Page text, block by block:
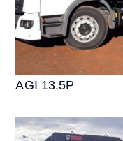
AGI 13.5P